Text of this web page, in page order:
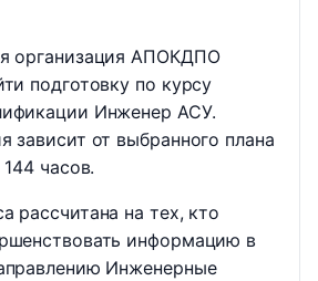
организация АПОКДПО
подготовку по курсу
Инженер АСУ.
зависит от выбранного плана
часов.
рассчитана на тех, кто
информацию в
Инженерные